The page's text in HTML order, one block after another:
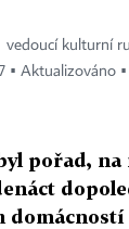
vedoucí kulturní
▪ Aktualizováno
pořad, na